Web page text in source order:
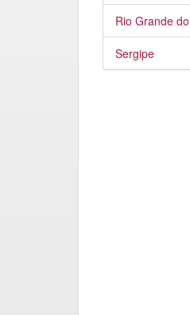
Rio Grande
Sergipe